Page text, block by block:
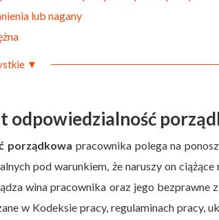
lub nagany
▼
odpowiedzialność
porządkowa pracownika polega na
pod warunkiem, że naruszy on
wina pracownika oraz jego bezprawne
w Kodeksie pracy, regulaminach pracy,